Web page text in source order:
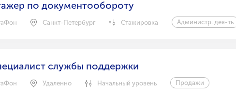
по документообороту
Санкт-Петербург Стажировка Администр. дея-ть
службы поддержки
Удаленно Начальный уровень Продажи